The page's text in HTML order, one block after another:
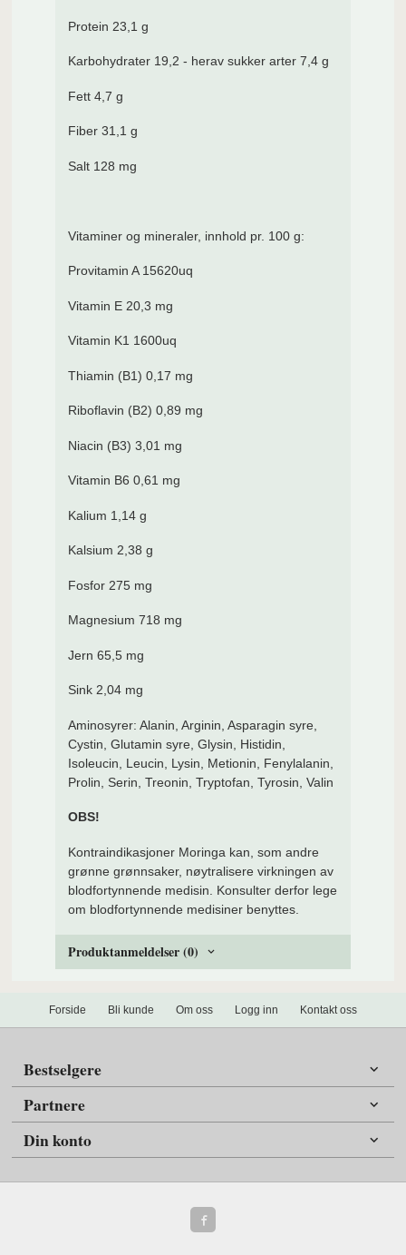
Protein 23,1 g
Karbohydrater 19,2 - herav sukker arter 7,4 g
Fett 4,7 g
Fiber 31,1 g
Salt 128 mg
Vitaminer og mineraler, innhold pr. 100 g:
Provitamin A 15620uq
Vitamin E 20,3 mg
Vitamin K1 1600uq
Thiamin (B1) 0,17 mg
Riboflavin (B2) 0,89 mg
Niacin (B3) 3,01 mg
Vitamin B6 0,61 mg
Kalium 1,14 g
Kalsium 2,38 g
Fosfor 275 mg
Magnesium 718 mg
Jern 65,5 mg
Sink 2,04 mg
Aminosyrer: Alanin, Arginin, Asparagin syre,
Cystin, Glutamin syre, Glysin, Histidin,
Isoleucin, Leucin, Lysin, Metionin, Fenylalanin,
Prolin, Serin, Treonin, Tryptofan, Tyrosin, Valin
OBS!
Kontraindikasjoner Moringa kan, som andre
grønne grønnsaker, nøytralisere virkningen av
blodfortynnende medisin. Konsulter derfor lege
om blodfortynnende medisiner benyttes.
Produktanmeldelser (0)
Forside Bli kunde Om oss Logg inn Kontakt oss
Bestselgere
Partnere
Din konto